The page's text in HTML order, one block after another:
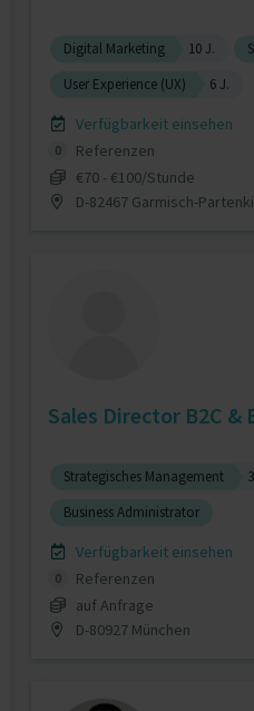
Digital Marketing 10 J.
User Experience (UX)
6 J.
Verfügbarkeit einsehen
0
Referenzen
€70 - €100/Stunde
D-82467 Garmisch-
Sales Director B2C &
Strategisches Management
Business Administrator
Verfügbarkeit einsehen
0
Referenzen
auf Anfrage
D-80927 München